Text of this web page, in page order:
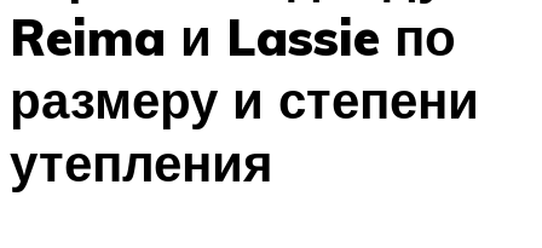
Reima и Lassie по
размеру и степени
утепления